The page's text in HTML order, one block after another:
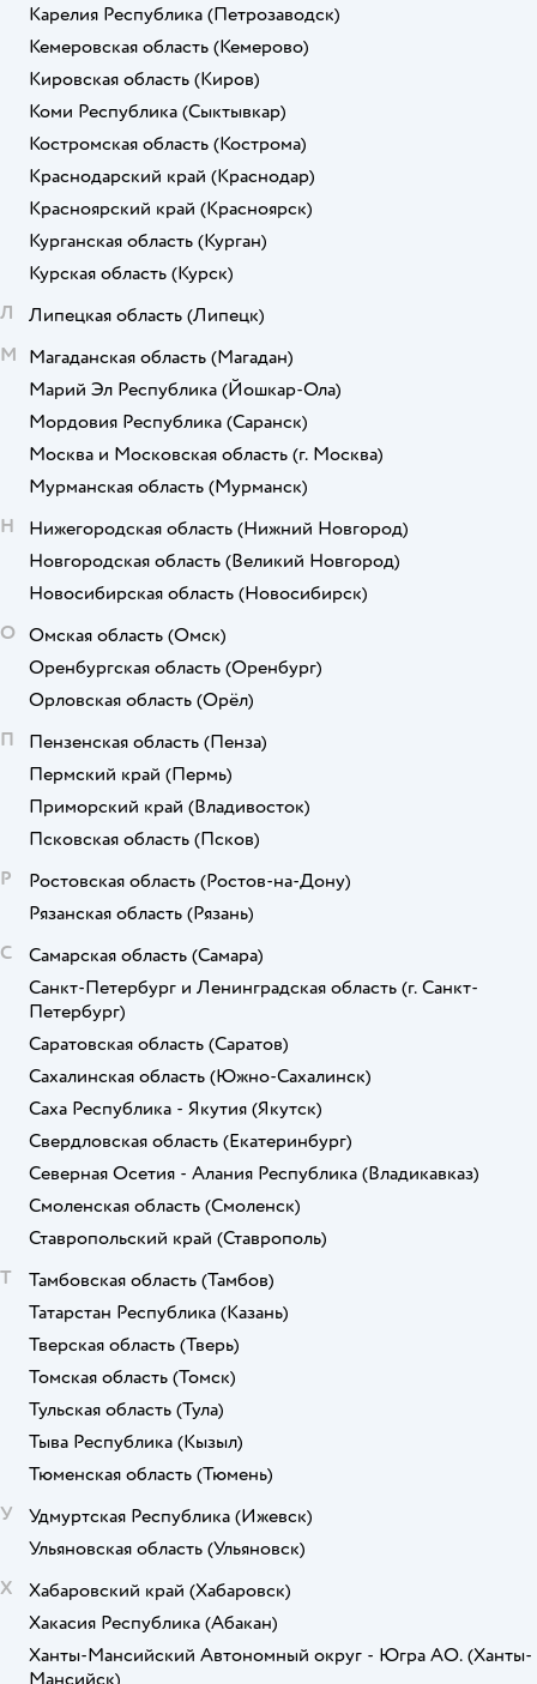
Карелия Республика (Петрозаводск)
Кемеровская область (Кемерово)
Кировская область (Киров)
Коми Республика (Сыктывкар)
Костромская область (Кострома)
Краснодарский край (Краснодар)
Красноярский край (Красноярск)
Курганская область (Курган)
Курская область (Курск)
Л
Липецкая область (Липецк)
М Магаданская область (Магадан)
Марий Эл Республика (Йошкар-Ола)
Мордовия Республика (Саранск)
Москва и Московская область (г. Москва)
Мурманская область (Мурманск)
Н
Нижегородская область (Нижний Новгород)
Новгородская область (Великий Новгород)
Новосибирская область (Новосибирск)
О Омская область (Омск)
Оренбургская область (Оренбург)
Орловская область (Орёл)
П
Пензенская область (Пенза)
Пермский край (Пермь)
Приморский край (Владивосток)
Псковская область (Псков)
Р
Ростовская область (Ростов-на-Дону)
Рязанская область (Рязань)
С
Самарская область (Самара)
Санкт-Петербург и Ленинградская область (г. Санкт-
Петербург)
Саратовская область (Саратов)
Сахалинская область (Южно-Сахалинск)
Саха Республика - Якутия (Якутск)
Свердловская область (Екатеринбург)
Северная Осетия - Алания Республика (Владикавказ)
Смоленская область (Смоленск)
Ставропольский край (Ставрополь)
Т
Тамбовская область (Тамбов)
Татарстан Республика (Казань)
Тверская область (Тверь)
Томская область (Томск)
Тульская область (Тула)
Тыва Республика (Кызыл)
Тюменская область (Тюмень)
У
Удмуртская Республика (Ижевск)
Ульяновская область (Ульяновск)
Х
Хабаровский край (Хабаровск)
Хакасия Республика (Абакан)
Ханты-Мансийский Автономный округ - Югра АО. (Ханты-
Мансийск)